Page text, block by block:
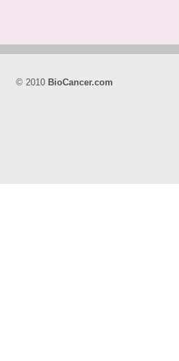
© 2010 BioCancer.com